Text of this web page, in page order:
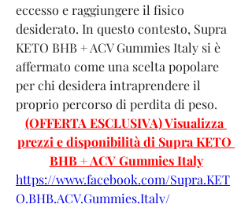
eccesso e raggiungere il fisico
desiderato. In questo contesto, Supra
KETO BHB + ACV Gummies Italy si è
affermato come una scelta popolare
per chi desidera intraprendere il
proprio percorso di perdita di peso.
(OFFERTA ESCLUSIVA) Visualizza
prezzi e disponibilità di Supra KETO
BHB + ACV Gummies Italy
https://www.facebook.com/Supra.KET
O.BHB.ACV.Gummies.Italy/